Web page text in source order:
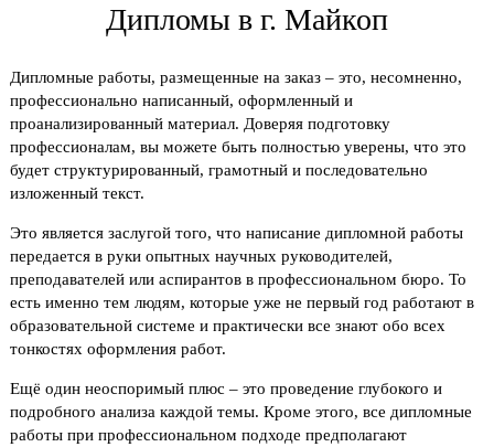
Дипломы в г. Майкоп
Дипломные работы, размещенные на заказ – это, несомненно,
профессионально написанный, оформленный и
проанализированный материал. Доверяя подготовку
профессионалам, вы можете быть полностью уверены, что это
будет структурированный, грамотный и последовательно
изложенный текст.
Это является заслугой того, что написание дипломной работы
передается в руки опытных научных руководителей,
преподавателей или аспирантов в профессиональном бюро. То
есть именно тем людям, которые уже не первый год работают в
образовательной системе и практически все знают обо всех
тонкостях оформления работ.
Ещё один неоспоримый плюс – это проведение глубокого и
подробного анализа каждой темы. Кроме этого, все дипломные
работы при профессиональном подходе предполагают